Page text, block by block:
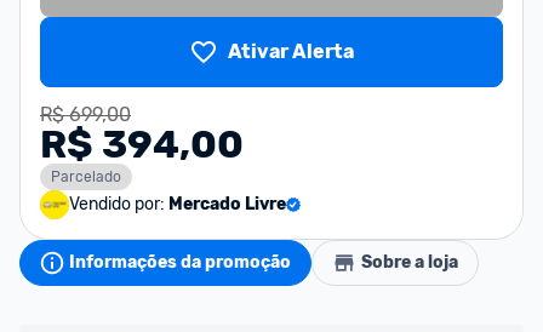
Ativar Alerta
R$ 699,00
R$ 394,00
Parcelado
Vendido por: Mercado Livre
Informações da promoção Sobre a loja